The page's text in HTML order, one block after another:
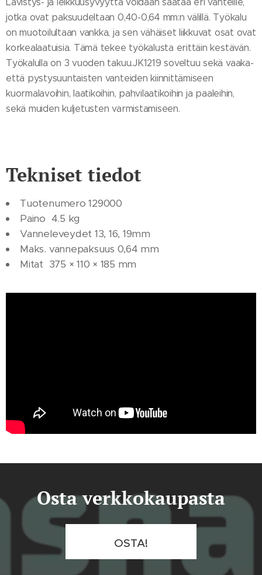
jotka ovat paksuudeltaan 0,40-0,64 mm:n välillä. Työkalu
on muotoilultaan vankka, ja sen vähäiset liikkuvat osat ovat
korkealaatuisia. Tämä tekee työkalusta erittäin kestävän.
Työkalulla on 3 vuoden takuu.JK1219 soveltuu sekä vaaka-
että pystysuuntaisten vanteiden kiinnittämiseen
kuormalavoihin, laatikoihin, pahvilaatikoihin ja paaleihin,
sekä muiden kuljetusten varmistamiseen.
Tekniset tiedot
Tuotenumero 129000
Paino 4.5 kg
Vanneleveydet 13, 16, 19mm
Maks. vannepaksuus 0,64 mm
Mitat 375 × 110 × 185 mm
Osta verkkokaupasta
OSTA!